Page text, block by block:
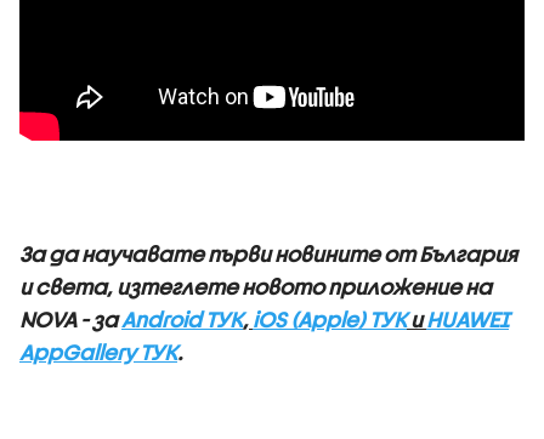
За да научавате първи новините от България
и света, изтеглете новото приложение на
NOVA - заAndroid ТУК, iOS (Apple) ТУКиHUAWEI
AppGallery ТУК.